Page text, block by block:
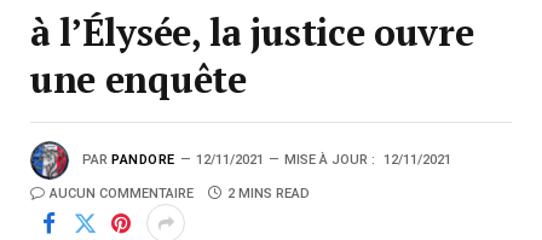
à l’Élysée, la justice ouvre
une enquête
PAR PANDORE 12/11/2021 MISE À JOUR : 12/11/2021
AUCUN COMMENTAIRE 2 MINS READ